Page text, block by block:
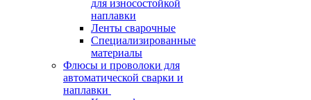
для износостойкой
наплавки
Ленты сварочные
Специализированные
материалы
Флюсы и проволоки для
автоматической сварки и
наплавки